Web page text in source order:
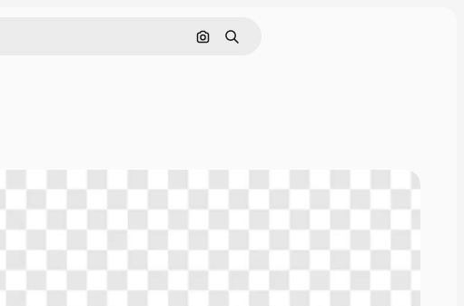
画像で検索
検索